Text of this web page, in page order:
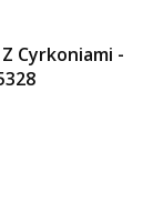
Cyrkoniami -